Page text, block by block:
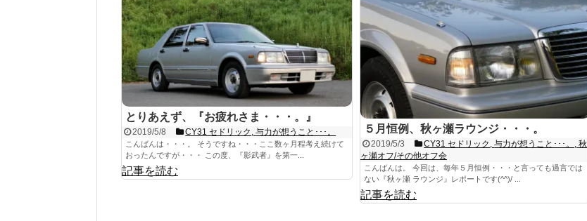
とりあえず、『お疲れさま・・・。』
2019/5/8 CY31 セドリック ,与力が想うこと･･･。
こんばんは・・・。 そうですね・・・ここ数ヶ月程考え続けて
おったんですが・・・ この度、『影武者』を第一...
記事を読む
５月恒例、秋ヶ瀬ラウンジ・・・。
2019/5/3 CY31 セドリック ,与力が想うこと･･･。 ,秋
ヶ瀬オフ/その他オフ会
こんばんは。 今回は、毎年５月恒例・・・と言っても過言では
ない『秋ヶ瀬 ラウンジ』レポートです(^^)/ ...
記事を読む